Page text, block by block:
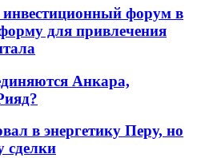
форум в
для привлечения
Анкара,
в энергетику Перу, но
сделки